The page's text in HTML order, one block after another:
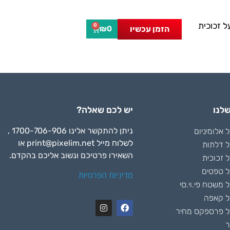
זכוכית
הזמן עכשיו ₪0
0
דלתות
זכוכית
טפטים
משטח פי.וי.סי
קאפה
פרספקס מחיר
יש לכם שאלה?
ניתן להתקשר אלינו 1700-706-906 ,
לשלוח מיילprint@pixelim.net או
השאירו פרטיכם ונשוב אליכם בהקדם.
מדיניות הפרטיות